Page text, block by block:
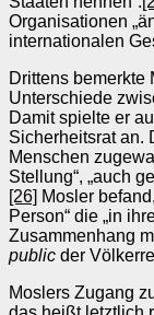
Organisationen
internationalen
Drittens bemerkte
Unterschiede
Damit spielte er
Sicherheitsrat an.
Menschen
Stellung“, „auch
[26] Mosler
Person“ die „in
Zusammenhang
public der
Moslers Zugang